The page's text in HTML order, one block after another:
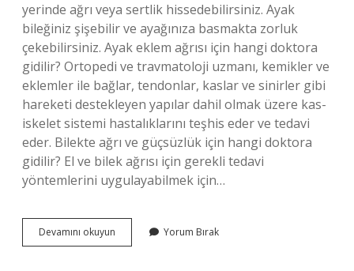
yerinde ağrı veya sertlik hissedebilirsiniz. Ayak
bileğiniz şişebilir ve ayağınıza basmakta zorluk
çekebilirsiniz. Ayak eklem ağrısı için hangi doktora
gidilir? Ortopedi ve travmatoloji uzmanı, kemikler ve
eklemler ile bağlar, tendonlar, kaslar ve sinirler gibi
hareketi destekleyen yapılar dahil olmak üzere kas-
iskelet sistemi hastalıklarını teşhis eder ve tedavi
eder. Bilekte ağrı ve güçsüzlük için hangi doktora
gidilir? El ve bilek ağrısı için gerekli tedavi
yöntemlerini uygulayabilmek için…
Devamını okuyun
Bileği
Yorum Bırak